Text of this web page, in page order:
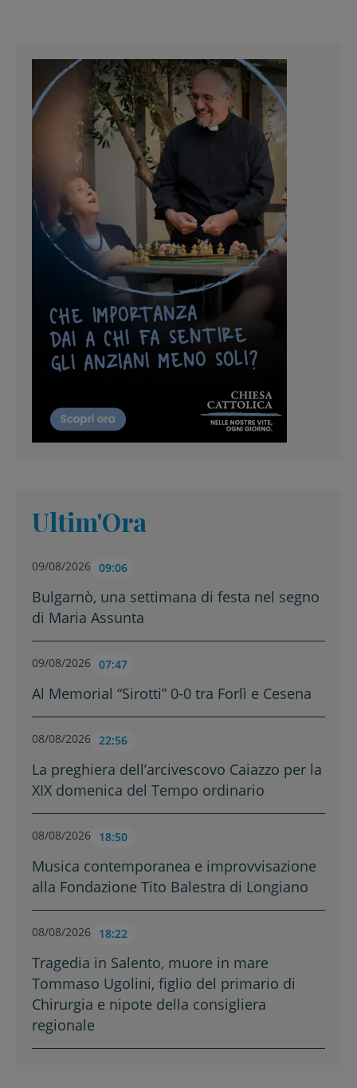
Ultim'Ora
09/08/2026 09:06
Bulgarnò, una settimana di festa nel segno
di Maria Assunta
09/08/2026 07:47
Al Memorial “Sirotti” 0-0 tra Forlì e Cesena
08/08/2026 22:56
La preghiera dell’arcivescovo Caiazzo per la
XIX domenica del Tempo ordinario
08/08/2026 18:50
Musica contemporanea e improvvisazione
alla Fondazione Tito Balestra di Longiano
08/08/2026 18:22
Tragedia in Salento, muore in mare
Tommaso Ugolini, figlio del primario di
Chirurgia e nipote della consigliera
regionale